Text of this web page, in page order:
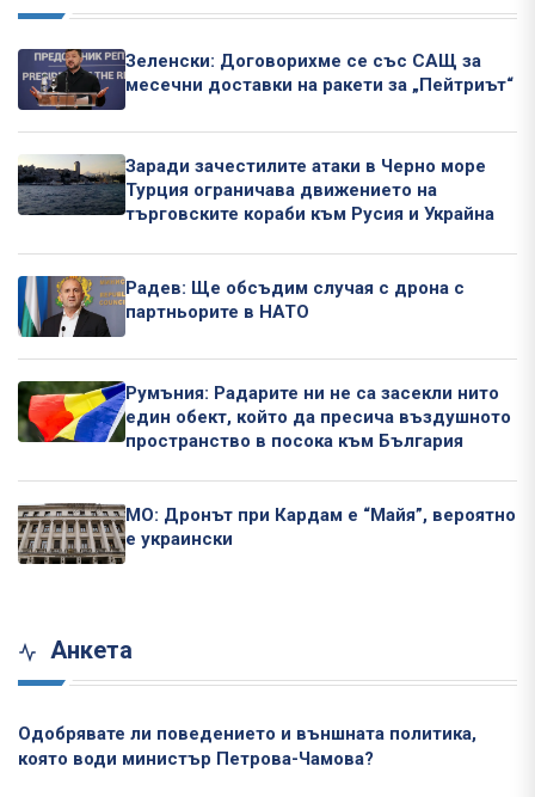
Зеленски: Договорихме се със САЩ за
месечни доставки на ракети за „Пейтриът“
Заради зачестилите атаки в Черно море
Турция ограничава движението на
търговските кораби към Русия и Украйна
Радев: Ще обсъдим случая с дрона с
партньорите в НАТО
Румъния: Радарите ни не са засекли нито
един обект, който да пресича въздушното
пространство в посока към България
МО: Дронът при Кардам е “Майя”, вероятно
е украински
Анкета
Одобрявате ли поведението и външната политика,
която води министър Петрова-Чамова?